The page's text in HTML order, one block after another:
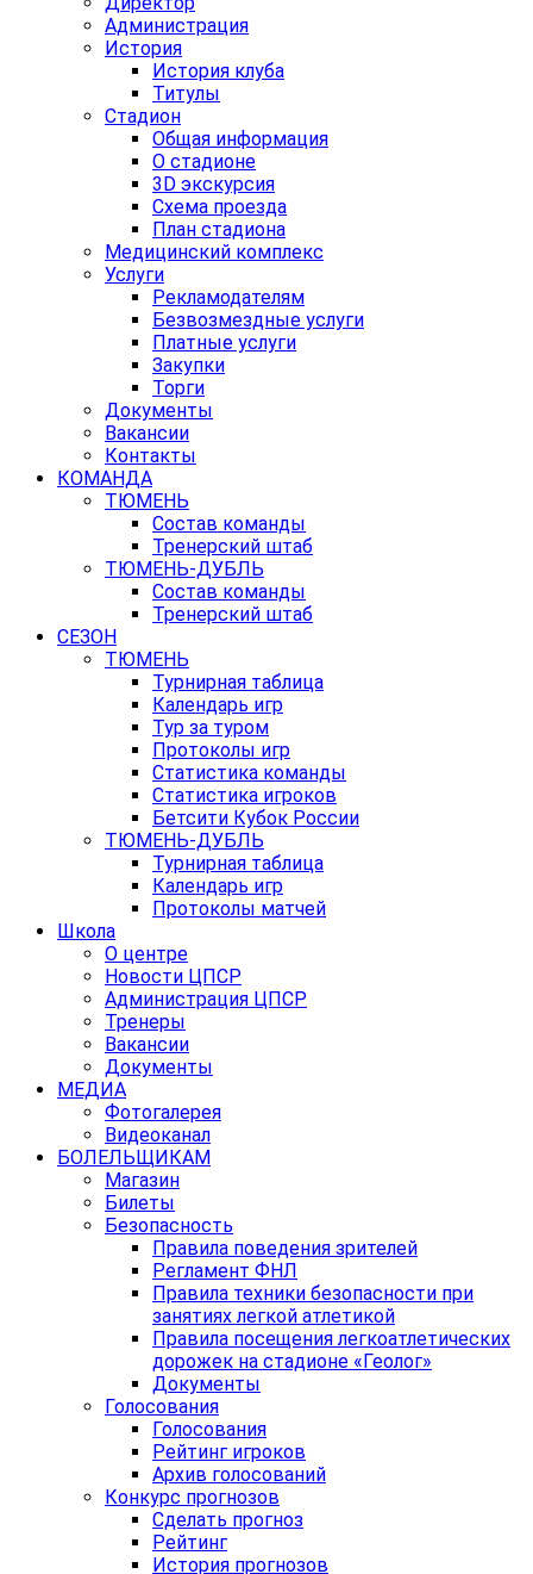
Администрация
История
История клуба
Титулы
Стадион
Общая информация
О стадионе
3D экскурсия
Схема проезда
План стадиона
Медицинский комплекс
Услуги
Рекламодателям
Безвозмездные услуги
Платные услуги
Закупки
Торги
Документы
Вакансии
Контакты
КОМАНДА
ТЮМЕНЬ
Состав команды
Тренерский штаб
ТЮМЕНЬ-ДУБЛЬ
Состав команды
Тренерский штаб
СЕЗОН
ТЮМЕНЬ
Турнирная таблица
Календарь игр
Тур за туром
Протоколы игр
Статистика команды
Статистика игроков
Бетсити Кубок России
ТЮМЕНЬ-ДУБЛЬ
Турнирная таблица
Календарь игр
Протоколы матчей
Школа
О центре
Новости ЦПСР
Администрация ЦПСР
Тренеры
Вакансии
Документы
МЕДИА
Фотогалерея
Видеоканал
БОЛЕЛЬЩИКАМ
Магазин
Билеты
Безопасность
Правила поведения зрителей
Регламент ФНЛ
Правила техники безопасности при
занятиях легкой атлетикой
Правила посещения легкоатлетических
дорожек на стадионе «Геолог»
Документы
Голосования
Голосования
Рейтинг игроков
Архив голосований
Конкурс прогнозов
Сделать прогноз
Рейтинг
История прогнозов